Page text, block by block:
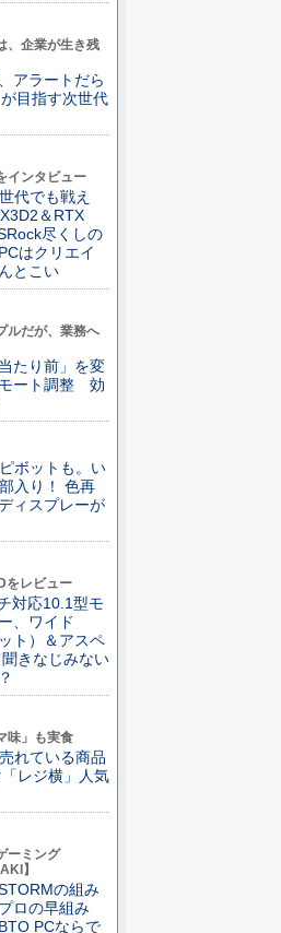
、企業が生き残
アラートだら
目指す次世代
インタビュー
代でも戦え
＆RTX
尽くしの
はクリエイ
とこい
ルだが、業務へ
たり前」を変
ート調整 効
ボットも。い
入り！ 色再
ィスプレーが
をレビュー
対応10.1型モ
、ワイド
ト）＆アスペ
きなじみない
味」も実食
れている商品
レジ横」人気
ーミング
】
の組み
ロの早組み
PCならで